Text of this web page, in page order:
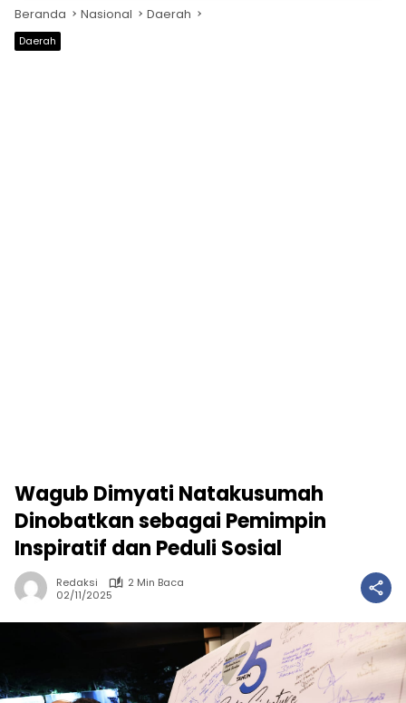
Beranda Nasional Daerah
Daerah
Wagub Dimyati Natakusumah
Dinobatkan sebagai Pemimpin
Inspiratif dan Peduli Sosial
Redaksi
2 Min Baca
02/11/2025